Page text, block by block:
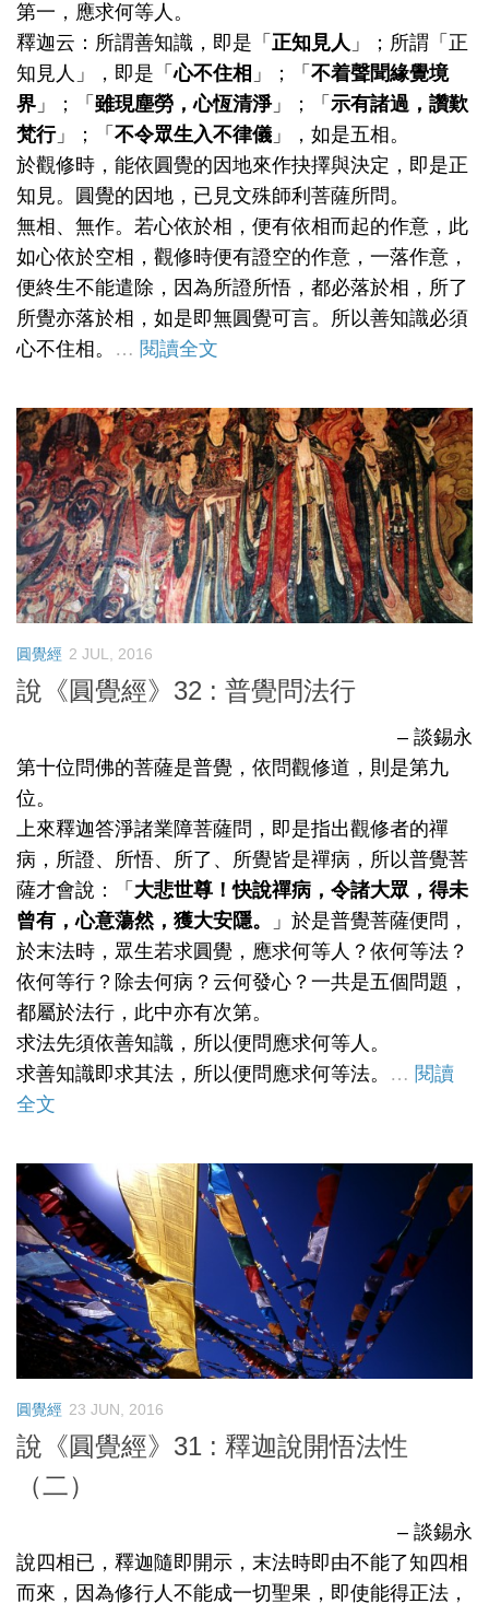
第一，應求何等人。
釋迦云：所謂善知識，即是「 正知見人 」；所謂「正
知見人」，即是「心不住相 」；「 不着聲聞緣覺境
界 」；「 雖現塵勞，心恆清淨」；「 示有諸過，讚歎
梵行」；「 不令眾生入不律儀 」，如是五相。
於觀修時，能依圓覺的因地來作抉擇與決定，即是正
知見。圓覺的因地，已見文殊師利菩薩所問。
無相、無作。若心依於相，便有依相而起的作意，此
如心依於空相，觀修時便有證空的作意，一落作意，
便終生不能遣除，因為所證所悟，都必落於相，所了
所覺亦落於相，如是即無圓覺可言。所以善知識必須
心不住相。 … 閱讀全文
圓覺經 2 JUL, 2016
說《圓覺經》32 : 普覺問法行
– 談錫永
第十位問佛的菩薩是普覺，依問觀修道，則是第九
位。
上來釋迦答淨諸業障菩薩問，即是指出觀修者的禪
病，所證、所悟、所了、所覺皆是禪病，所以普覺菩
薩才會說：「 大悲世尊！快說禪病，令諸大眾，得未
曾有，心意蕩然，獲大安隱。
」於是普覺菩薩便問，
於末法時，眾生若求圓覺，應求何等人？依何等法？
依何等行？除去何病？云何發心？一共是五個問題，
都屬於法行，此中亦有次第。
求法先須依善知識，所以便問應求何等人。
求善知識即求其法，所以便問應求何等法。 … 閱讀
全文
圓覺經 23 JUN, 2016
說《圓覺經》31 : 釋迦說開悟法性
（二）
– 談錫永
說四相已，釋迦隨即開示，末法時即由不能了知四相
而來，因為修行人不能成一切聖果，即使能得正法，